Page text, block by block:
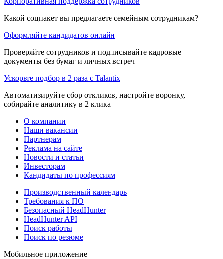
Какой соцпакет вы предлагаете семейным сотрудникам?
Оформляйте кандидатов онлайн
Проверяйте сотрудников и подписывайте кадровые
документы без бумаг и личных встреч
Ускорьте подбор в 2 раза с Talantix
Автоматизируйте сбор откликов, настройте воронку,
собирайте аналитику в 2 клика
О компании
Наши вакансии
Партнерам
Реклама на сайте
Новости и статьи
Инвесторам
Кандидаты по профессиям
Производственный календарь
Требования к ПО
Безопасный HeadHunter
HeadHunter API
Поиск работы
Поиск по резюме
Мобильное приложение